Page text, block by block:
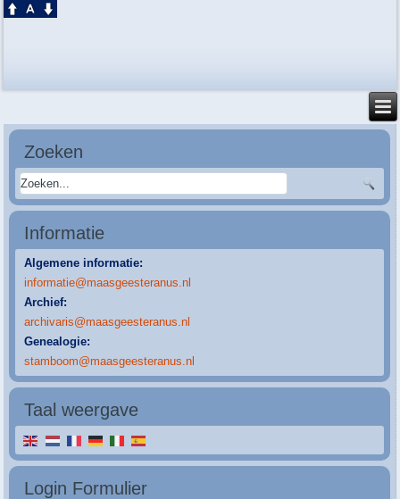
Zoeken
Informatie
Algemene informatie:
informatie@maasgeesteranus.nl
Archief:
archivaris@maasgeesteranus.nl
Genealogie:
stamboom@maasgeesteranus.nl
Taal weergave
Login Formulier